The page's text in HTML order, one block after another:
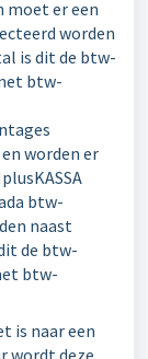
moet er een
worden
is dit de btw-
btw-
worden er
btw-
naast
de btw-
btw-
is naar een
wordt deze